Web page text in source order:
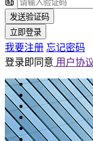
发送验证码
立即登录
我要注册 忘记密码
登录即同意 用户协